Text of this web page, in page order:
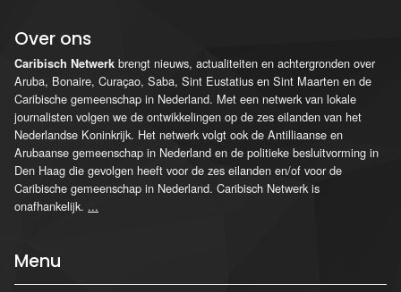
Over ons
Caribisch Netwerk brengt nieuws, actualiteiten en achtergronden over
Aruba, Bonaire, Curaçao, Saba, Sint Eustatius en Sint Maarten en de
Caribische gemeenschap in Nederland. Met een netwerk van lokale
journalisten volgen we de ontwikkelingen op de zes eilanden van het
Nederlandse Koninkrijk. Het netwerk volgt ook de Antilliaanse en
Arubaanse gemeenschap in Nederland en de politieke besluitvorming in
Den Haag die gevolgen heeft voor de zes eilanden en/of voor de
Caribische gemeenschap in Nederland. Caribisch Netwerk is
onafhankelijk. ...
Menu